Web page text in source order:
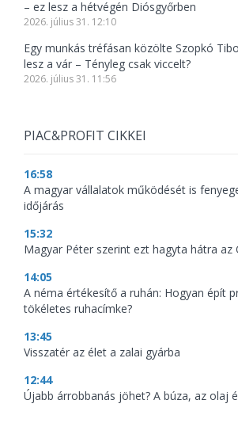
– ez lesz a hétvégén Diósgyőrben
2026. július 31. 12:10
Egy munkás tréfásan közölte Szopkó
lesz a vár – Tényleg csak viccelt?
2026. július 31. 11:56
PIAC&PROFIT CIKKEI
16:58
A magyar vállalatok működését is
időjárás
15:32
Magyar Péter szerint ezt hagyta hátra az
14:05
A néma értékesítő a ruhán: Hogyan épít
tökéletes ruhacímke?
13:45
Visszatér az élet a zalai gyárba
12:44
Újabb árrobbanás jöhet? A búza, az olaj